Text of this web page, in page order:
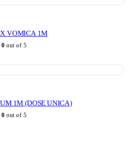
VOMICA 1M
0 out of 5
1M (DOSE UNICA)
0 out of 5